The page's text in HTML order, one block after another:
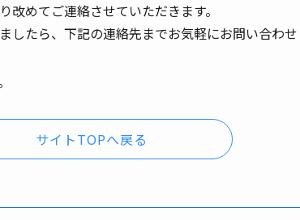
めてご連絡させていただきます。
たら、下記の連絡先までお気軽にお問い合わせ
サイトTOPへ戻る